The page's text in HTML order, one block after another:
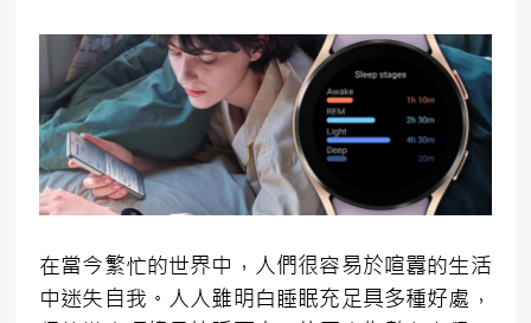
在當今繁忙的世界中，人們很容易於喧囂的生活
中迷失自我。人人雖明白睡眠充足具多種好處，